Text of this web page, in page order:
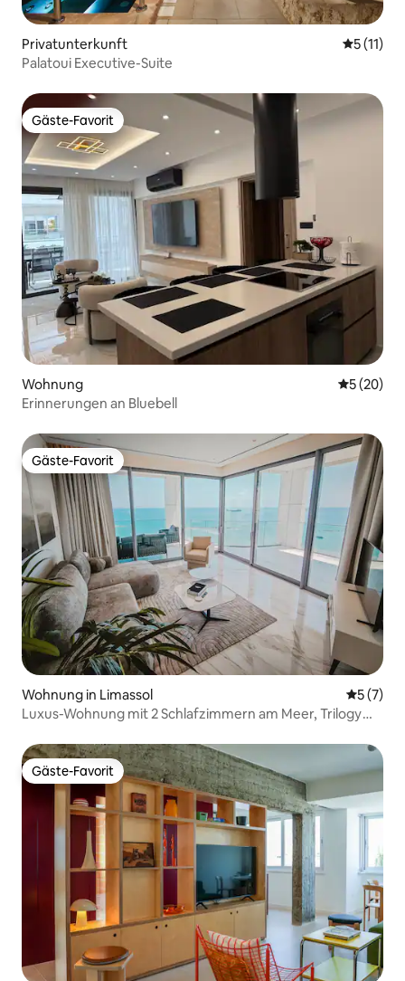
Privatunterkunft
5 (11)
Palatoui Executive-Suite
Gäste-Favorit
Gäste-Favorit
Wohnung
5 (20)
Erinnerungen an Bluebell
Gäste-Favorit
Gäste-Favorit
Wohnung in Limassol
5 (7)
Luxus-Wohnung mit 2 Schlafzimmern am Meer, Trilogy
Gäste-Favorit
Gäste-Favorit